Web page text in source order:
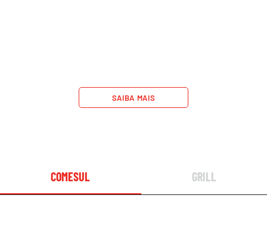
SAIBA MAIS
COMESUL GRILL